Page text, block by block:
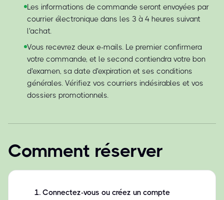
Les informations de commande seront envoyées par
courrier électronique dans les 3 à 4 heures suivant
l'achat.
Vous recevrez deux e-mails. Le premier confirmera
votre commande, et le second contiendra votre bon
d'examen, sa date d'expiration et ses conditions
générales. Vérifiez vos courriers indésirables et vos
dossiers promotionnels.
Comment réserver
1. Connectez-vous ou créez un compte